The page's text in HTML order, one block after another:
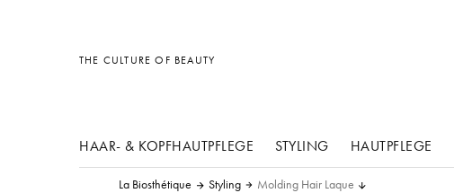
THE CULTURE OF BEAUTY
HAAR- & KOPFHAUTPFLEGE STYLING
Sonstiges
HAUTPFLEGE
La Biosthétique Styling Molding Hair Laque